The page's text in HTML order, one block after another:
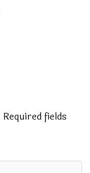
Required fields